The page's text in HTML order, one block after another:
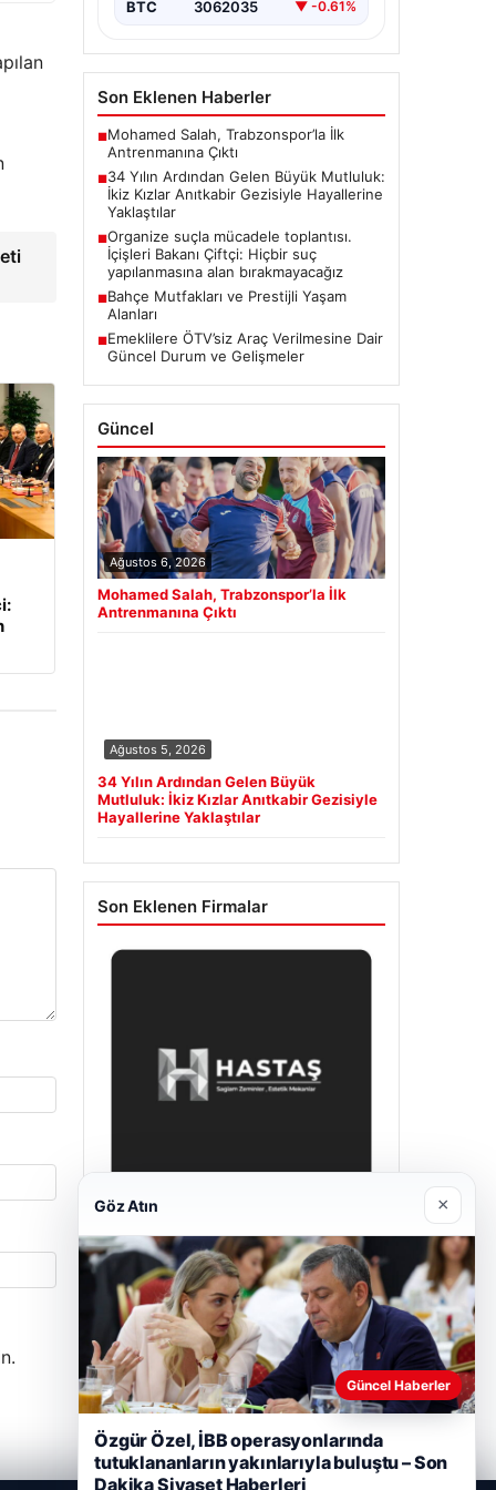
BTC 3062035 ▼ -0.61%
Son Eklenen Haberler
■Mohamed Salah, Trabzonspor’la İlk
Antrenmanına Çıktı
■34 Yılın Ardından Gelen Büyük Mutluluk:
İkiz Kızlar Anıtkabir Gezisiyle Hayallerine
Yaklaştılar
■Organize suçla mücadele toplantısı.
İçişleri Bakanı Çiftçi: Hiçbir suç
yapılanmasına alan bırakmayacağız
■Bahçe Mutfakları ve Prestijli Yaşam
Alanları
■Emeklilere ÖTV’siz Araç Verilmesine Dair
Güncel Durum ve Gelişmeler
Güncel
Ağustos 6, 2026
Mohamed Salah, Trabzonspor’la İlk
Antrenmanına Çıktı
Ağustos 5, 2026
34 Yılın Ardından Gelen Büyük
Mutluluk: İkiz Kızlar Anıtkabir Gezisiyle
Hayallerine Yaklaştılar
Son Eklenen Firmalar
Prenses Night Club
Nisan 29, 2026
Göz Atın ×
Güncel Haberler
Özgür Özel, İBB operasyonlarında
tutuklananların yakınlarıyla buluştu – Son
Dakika Siyaset Haberleri